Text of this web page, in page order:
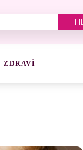
ZDRAVÍ